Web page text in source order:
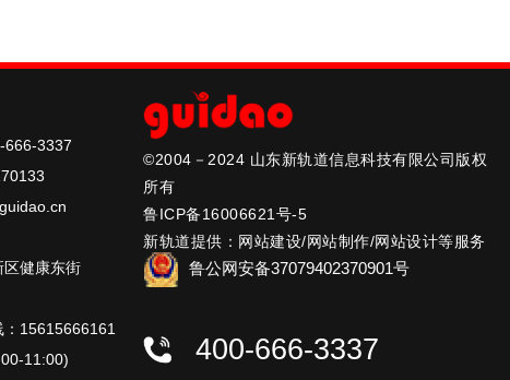
666-3337
区健康东街
15615666161
11:00)
©2004－2024 山东新轨道信息科技有限公司版权
所有
鲁ICP备16006621号-5
新轨道提供：网站建设/网站制作/网站设计等服务
鲁公网安备37079402370901号
400-666-3337